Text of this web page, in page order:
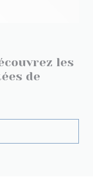
les
de
口中打开))